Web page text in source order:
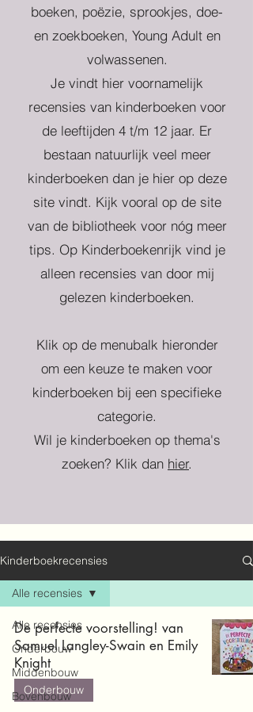
boeken, poëzie, sprookjes, doe-
en zoekboeken, Young Adult en
volwassenen.
Je vindt hier voornamelijk
recensies van kinderboeken voor
de leeftijden 4 t/m 12 jaar. Er
bestaan natuurlijk veel meer
kinderboeken dan je hier op deze
site vindt. Kijk vooral op de site
van de bibliotheek voor nóg meer
tips. Op Kinderboekenrijk vind je
alleen recensies van door mij
gelezen kinderboeken.
Klik op de menubalk hieronder
om een keuze te maken voor
kinderboeken bij een specifieke
categorie.
Wil je kinderboeken op thema's
zoeken? Klik dan hier.
Kinderboekrecensies
Alle recensies
Onderbouw
Middenbouw
Bovenbouw
Alle recensies
De perfecte voorstelling! van
Samuel Langley-Swain en Emily
Knight
Onderbouw